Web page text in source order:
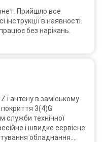
Прийшло все
в наявності.
без нарікань.
і антену в заміському
3(4)G
служби технічної
сервісне
обладнання.